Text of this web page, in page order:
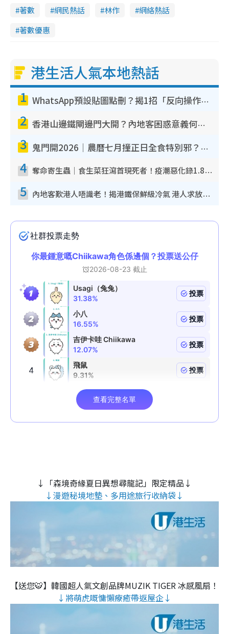
著數 網民熱話 林作
網絡熱話
著數優惠
港生活人氣本地熱話
1 WhatsApp預設貼圖點刪？揭1招「反向操作」還原簡潔介面 附3步實測教學
2 香港山邊鐵閘邊門大開？內地客困惑意義何在！網民神回覆：呢種叫法理性防禦
3 鬼門開2026｜農曆七月撞正日全食特別邪？專家警告切忌做一事！揭4大禁忌+2招保平安
4 奪命寄生蟲｜食生菜狂瀉首現死者！疫潮惡化錄1.8萬宗病例 揭洗菜3大謬誤
5 內地客歎港人唔識老！揭港鐵保鮮級冷氣 港人求放過：咪投訴
↓「森境奇緣夏日異想尋龍記」限定精品↓
↓漫遊秘境地墊、多用途旅行收納袋↓
【送您🐯】韓國超人氣文創品牌MUZIK TIGER 冰感風扇！
↓將萌虎嘅慵懶療癒帶返屋企↓